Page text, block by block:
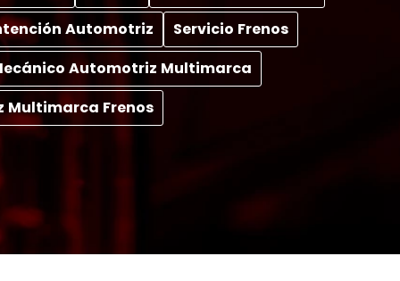
Automotriz
Servicio Frenos
Automotriz Multimarca
Multimarca Frenos